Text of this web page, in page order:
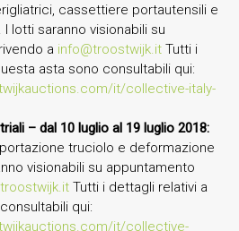
cassettiere portautensili e
lotti saranno visionabili su
a info@troostwijk.it Tutti i
asta sono consultabili qui:
it/collective-italy-
– dal 10 luglio al 19 luglio 2018:
truciolo e deformazione
visionabili su appuntamento
Tutti i dettagli relativi a
qui:
it/collective-